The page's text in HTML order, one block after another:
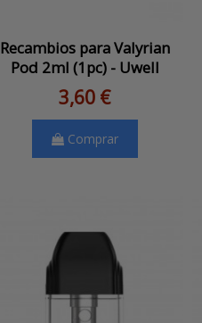
Recambios para Valyrian
Pod 2ml (1pc) - Uwell
3,60 €
Comprar